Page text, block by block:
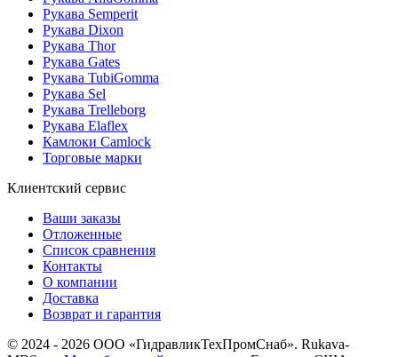
Рукава Semperit
Рукава Dixon
Рукава Thor
Рукава Gates
Рукава TubiGomma
Рукава Sel
Рукава Trelleborg
Рукава Elaflex
Камлоки Camlock
Торговые марки
Клиентский сервис
Ваши заказы
Отложенные
Список сравнения
Контакты
О компании
Доставка
Возврат и гарантия
© 2024 - 2026 ООО «ГидравликТехПромСнаб». Rukava-